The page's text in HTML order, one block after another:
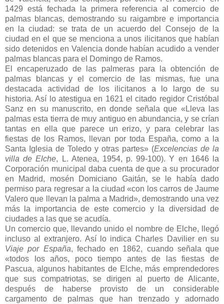
1429 está fechada la primera referencia al comercio de
palmas blancas, demostrando su raigambre e importancia
en la ciudad: se trata de un acuerdo del Consejo de la
ciudad en el que se menciona a unos ilicitanos que habían
sido detenidos en Valencia donde habían acudido a vender
palmas blancas para el Domingo de Ramos.
El encaperuzado de las palmeras para la obtención de
palmas blancas y el comercio de las mismas, fue una
destacada actividad de los ilicitanos a lo largo de su
historia. Así lo atestigua en 1621 el citado regidor Cristóbal
Sanz en su manuscrito, en donde señala que «Lleva las
palmas esta tierra de muy antiguo en abundancia, y se crían
tantas en ella que parece un erizo, y para celebrar las
fiestas de los Ramos, llevan por toda España, como a la
Santa Iglesia de Toledo y otras partes» (Excelencias de la
villa de Elche, L. Atenea, 1954, p. 99-100). Y en 1646 la
Corporación municipal daba cuenta de que a su procurador
en Madrid, mosén Domiciano Gaitán, se le había dado
permiso para regresar a la ciudad «con los carros de Jaume
Valero que llevan la palma a Madrid», demostrando una vez
más la importancia de este comercio y la diversidad de
ciudades a las que se acudía.
Un comercio que, llevando unido el nombre de Elche, llegó
incluso al extranjero. Así lo indica Charles Davilier en su
Viaje por España, fechado en 1862, cuando señala que
«todos los años, poco tiempo antes de las fiestas de
Pascua, algunos habitantes de Elche, más emprendedores
que sus compatriotas, se dirigen al puerto de Alicante,
después de haberse provisto de un considerable
cargamento de palmas que han trenzado y adornado